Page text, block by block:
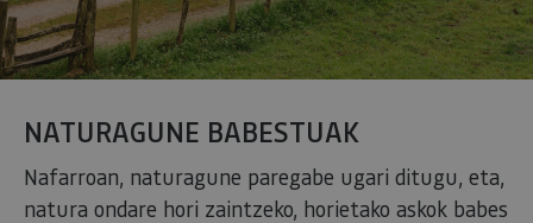
NATURAGUNE BABESTUAK
Nafarroan, naturagune paregabe ugari ditugu, eta,
natura ondare hori zaintzeko, horietako askok babes